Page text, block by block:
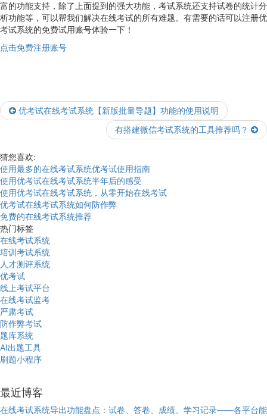
富的功能支持，除了上面提到的强大功能，考试系统还支持试卷的统计分
析功能等，可以帮我们解决在线考试的所有难题。有需要的话可以注册优
考试系统的免费试用账号体验一下！
点击免费注册账号
优考试在线考试系统【新版批量导题】功能的使用说明
有搭建微信考试系统的工具推荐吗？
猜您喜欢:
使用最多的在线考试系统优考试使用指南
使用优考试在线考试系统半年后的感受
使用优考试在线考试系统，从零开始在线考试
优考试在线考试系统如何防作弊
免费的在线考试系统推荐
热门标签
在线考试系统
培训考试系统
人才测评系统
优考试
线上考试平台
在线考试监考
严肃考试
防作弊考试
题库系统
AI出题工具
刷题小程序
最近博客
在线考试系统导出功能盘点：试卷、答卷、成绩、学习记录——各平台能